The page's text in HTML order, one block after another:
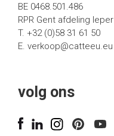
BE 0468.501.486
RPR Gent afdeling Ieper
T. +32 (0)58 31 61 50
E. verkoop@catteeu.eu
volg ons